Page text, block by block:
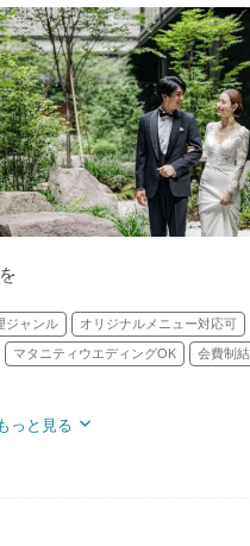
ジャンル オリジナルメニュー対応可
マタニティウエディングOK 会費制
っと見る